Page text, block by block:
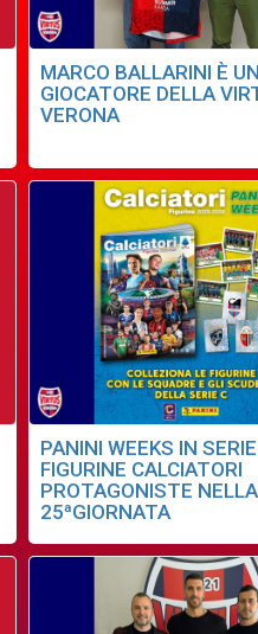
MARCO BALLARINI È
GIOCATORE DELLA
VERONA
PANINI WEEKS IN
FIGURINE CALCIATORI
PROTAGONISTE
25ªGIORNATA